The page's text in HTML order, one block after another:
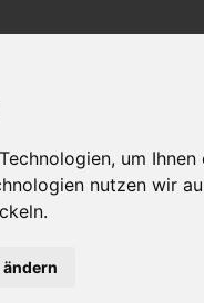
um
nutzen wir